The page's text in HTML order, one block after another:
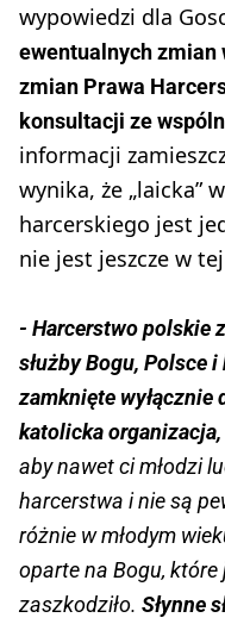
wypowiedzi dla
ewentualnych zmian
zmian Prawa
konsultacji ze
informacji
wynika, że „laicka”
harcerskiego jest
nie jest jeszcze w
- Harcerstwo polskie
służby Bogu, Polsce
zamknięte
katolicka
aby nawet ci młodzi
harcerstwa i nie są
różnie w młodym
oparte na Bogu,
zaszkodziło. Słynne